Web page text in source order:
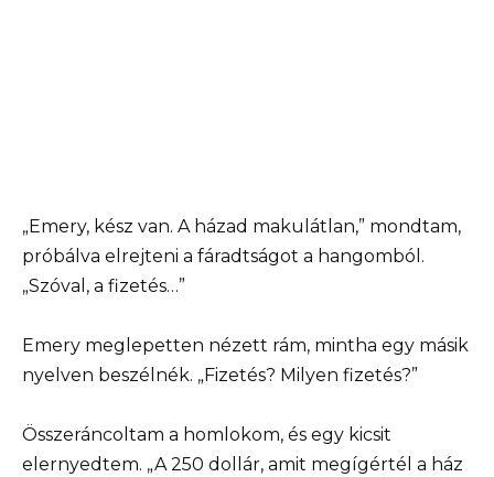
„Emery, kész van. A házad makulátlan,” mondtam,
próbálva elrejteni a fáradtságot a hangomból.
„Szóval, a fizetés…”
Emery meglepetten nézett rám, mintha egy másik
nyelven beszélnék. „Fizetés? Milyen fizetés?”
Összeráncoltam a homlokom, és egy kicsit
elernyedtem. „A 250 dollár, amit megígértél a ház